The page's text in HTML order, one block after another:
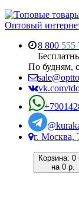
8 800 555
По будням,
vk.com/
г. Москва,
Корзина: 0
на 0 р.